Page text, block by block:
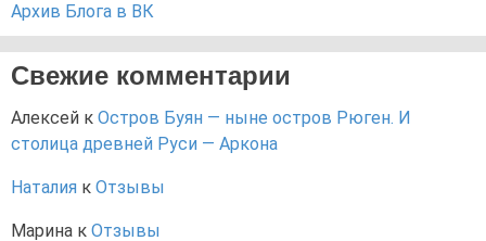
Архив Блога в ВК
Свежие комментарии
Алексей к Остров Буян — ныне остров Рюген. И
столица древней Руси — Аркона
Наталия к Отзывы
Марина к Отзывы